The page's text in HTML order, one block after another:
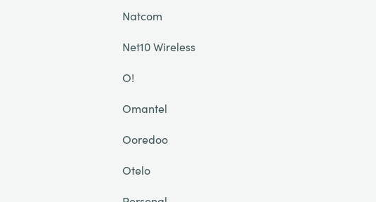
Natcom
Net10 Wireless
O!
Omantel
Ooredoo
Otelo